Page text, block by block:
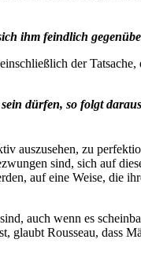
ihm feindlich
der
dürfen, so folgt
auszusehen, zu
sind, sich auf
auf eine Weise, die
auch wenn es
glaubt Rousseau, dass